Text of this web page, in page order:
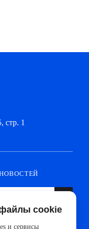
стр. 1
производителей и
cookie
и сервисы